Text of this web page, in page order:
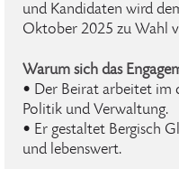
und Kandidaten wird
Oktober 2025 zu Wahl
Warum sich das
• Der Beirat arbeitet im
Politik und Verwaltung.
• Er gestaltet Bergisch
und lebenswert.